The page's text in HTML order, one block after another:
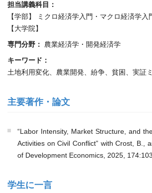
担当講義科目：
【学部】 ミクロ経済学入門・マクロ経済学入
【大学院】
専門分野：
農業経済学・開発経済学
キーワード：
土地利用変化、農業開発、紛争、貧困、実証
主要著作・論文
“Labor Intensity, Market Structure, and
Activities on Civil Conflict” with Crost, B.,
of Development Economics, 2025,
学生に一言